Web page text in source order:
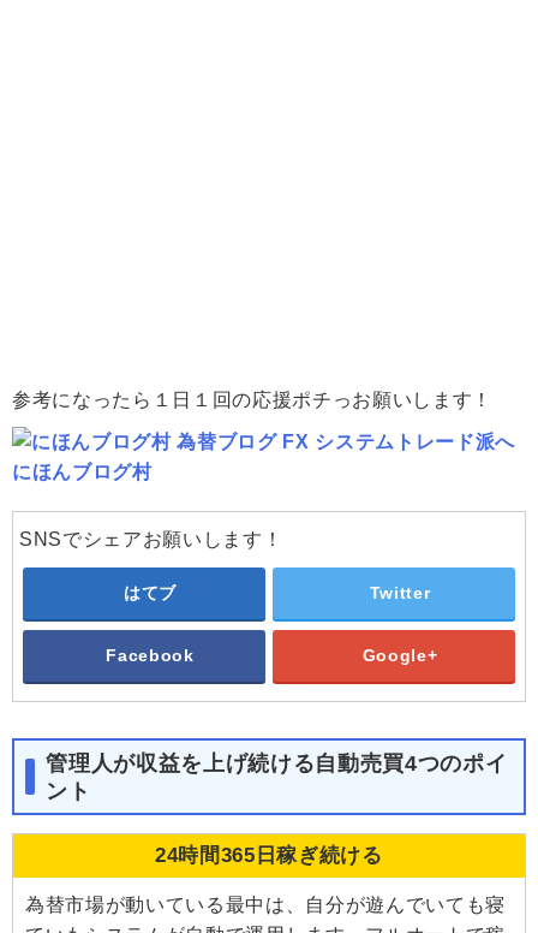
参考になったら１日１回の応援ポチっお願いします！
にほんブログ村
SNSでシェアお願いします！
はてブ Twitter
Facebook Google+
管理人が収益を上げ続ける自動売買4つのポイ
ント
24時間365日稼ぎ続ける
為替市場が動いている最中は、自分が遊んでいても寝